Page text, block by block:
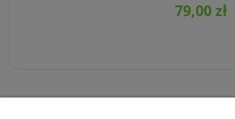
79,00 zł